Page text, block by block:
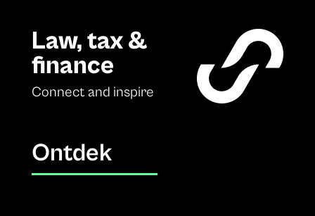
Law, tax &
finance
Connect and inspire
Ontdek